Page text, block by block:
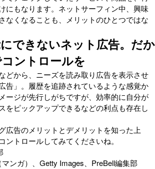
にもなります。ネットサーフィン中、興味
なくなることも、メリットのひとつではな
できないネット広告。だか
ントロールを
どから、ニーズを読み取り広告を表示させ
告」。履歴を追跡されているような感覚か
ージが先行しがちですが、効率的に自分が
をピックアップできるなどの利点も存在し
広告のメリットとデメリットを知った上
ントロールしてみてくださいね。
ンガ）、Getty Images、PreBell編集部